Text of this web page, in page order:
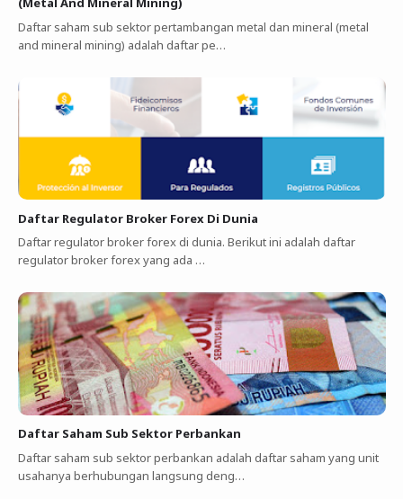
Daftar saham sub sektor pertambangan metal dan mineral (metal
and mineral mining) adalah daftar pe…
Daftar Regulator Broker Forex Di Dunia
Daftar regulator broker forex di dunia. Berikut ini adalah daftar
regulator broker forex yang ada …
Daftar Saham Sub Sektor Perbankan
Daftar saham sub sektor perbankan adalah daftar saham yang unit
usahanya berhubungan langsung deng…